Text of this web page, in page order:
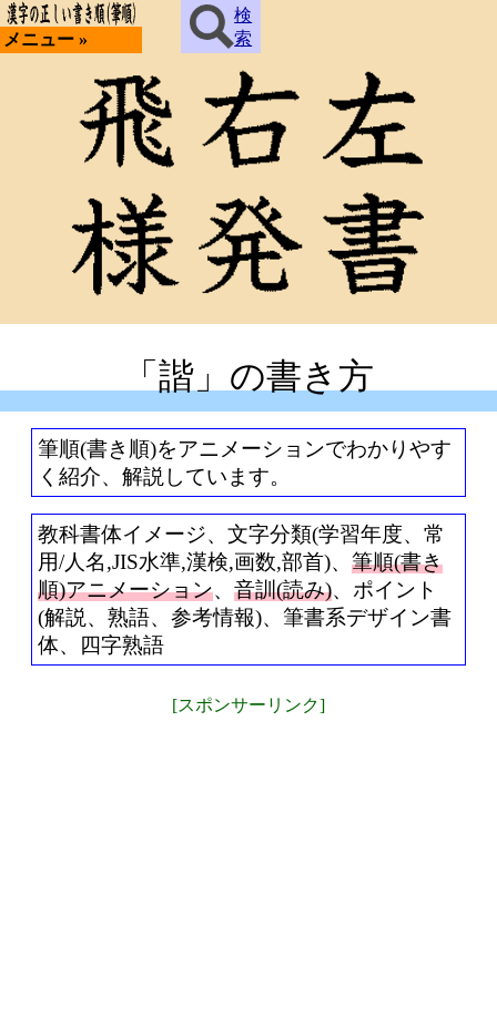
メニュー »
検
索
「諧」の書き方
筆順(書き順)をアニメーションでわかりやす
く紹介、解説しています。
教科書体イメージ、文字分類(学習年度、常
用/人名,JIS水準,漢検,画数,部首)、 筆順(書き
順)アニメーション、 音訓(読み)、ポイント
(解説、熟語、参考情報)、筆書系デザイン書
体、四字熟語
[スポンサーリンク]